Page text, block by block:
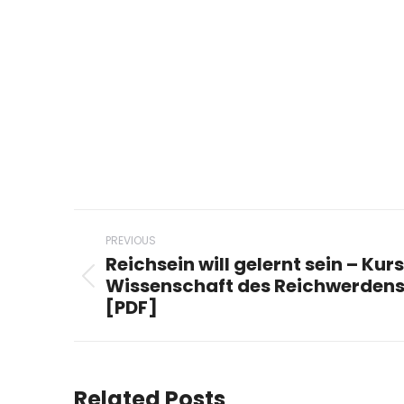
Post
navigation
PREVIOUS
Previous
post:
Reichsein will gelernt sein –
Wissenschaft des
[PDF]